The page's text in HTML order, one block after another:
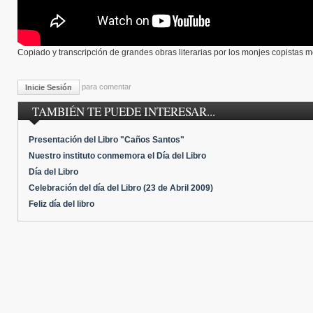
Copiado y transcripción de grandes obras literarias por los monjes copistas
Inicie Sesión para comentar
TAMBIÉN TE PUEDE INTERESAR...
Presentación del Libro "Caños Santos"
Nuestro instituto conmemora el Día del Libro
Día del Libro
Celebración del día del Libro (23 de Abril 2009)
Feliz día del libro